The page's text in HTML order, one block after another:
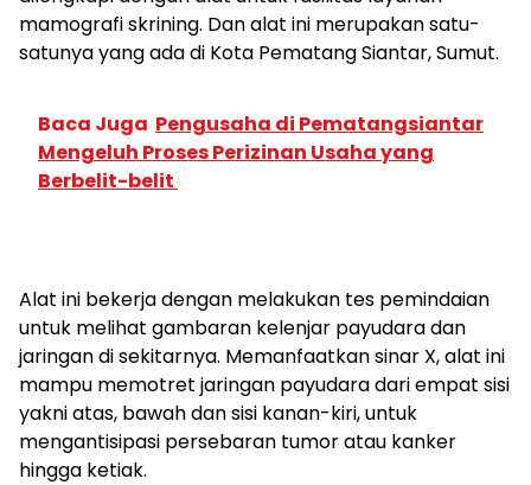
mamografi skrining. Dan alat ini merupakan satu-
satunya yang ada di Kota Pematang Siantar, Sumut.
Baca Juga Pengusaha di Pematangsiantar
Mengeluh Proses Perizinan Usaha yang
Berbelit-belit
Alat ini bekerja dengan melakukan tes pemindaian
untuk melihat gambaran kelenjar payudara dan
jaringan di sekitarnya. Memanfaatkan sinar X, alat ini
mampu memotret jaringan payudara dari empat sisi
yakni atas, bawah dan sisi kanan-kiri, untuk
mengantisipasi persebaran tumor atau kanker
hingga ketiak.